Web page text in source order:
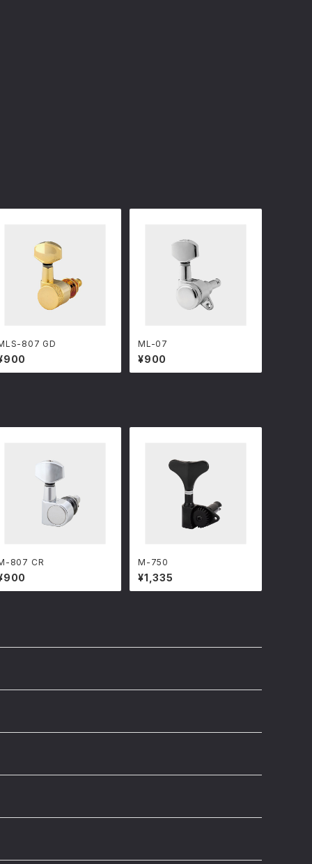
807 GD ML-07
¥900
807 CR M-750
¥1,335